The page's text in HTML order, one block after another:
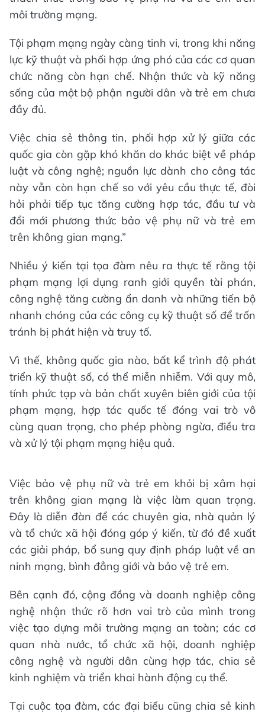
môi trường mạng.
Tội phạm mạng ngày càng tinh vi, trong khi năng
lực kỹ thuật và phối hợp ứng phó của các cơ quan
chức năng còn hạn chế. Nhận thức và kỹ năng
sống của một bộ phận người dân và trẻ em chưa
đầy đủ.
Việc chia sẻ thông tin, phối hợp xử lý giữa các
quốc gia còn gặp khó khăn do khác biệt về pháp
luật và công nghệ; nguồn lực dành cho công tác
này vẫn còn hạn chế so với yêu cầu thực tế, đòi
hỏi phải tiếp tục tăng cường hợp tác, đầu tư và
đổi mới phương thức bảo vệ phụ nữ và trẻ em
trên không gian mạng.”
Nhiều ý kiến tại tọa đàm nêu ra thực tế rằng tội
phạm mạng lợi dụng ranh giới quyền tài phán,
công nghệ tăng cường ẩn danh và những tiến bộ
nhanh chóng của các công cụ kỹ thuật số để trốn
tránh bị phát hiện và truy tố.
Vì thế, không quốc gia nào, bất kể trình độ phát
triển kỹ thuật số, có thể miễn nhiễm. Với quy mô,
tính phức tạp và bản chất xuyên biên giới của tội
phạm mạng, hợp tác quốc tế đóng vai trò vô
cùng quan trọng, cho phép phòng ngừa, điều tra
và xử lý tội phạm mạng hiệu quả.
Việc bảo vệ phụ nữ và trẻ em khỏi bị xâm hại
trên không gian mạng là việc làm quan trọng.
Đây là diễn đàn để các chuyên gia, nhà quản lý
và tổ chức xã hội đóng góp ý kiến, từ đó đề xuất
các giải pháp, bổ sung quy định pháp luật về an
ninh mạng, bình đẳng giới và bảo vệ trẻ em.
Bên cạnh đó, cộng đồng và doanh nghiệp công
nghệ nhận thức rõ hơn vai trò của mình trong
việc tạo dựng môi trường mạng an toàn; các cơ
quan nhà nước, tổ chức xã hội, doanh nghiệp
công nghệ và người dân cùng hợp tác, chia sẻ
kinh nghiệm và triển khai hành động cụ thể.
Tại cuộc tọa đàm, các đại biểu cũng chia sẻ kinh